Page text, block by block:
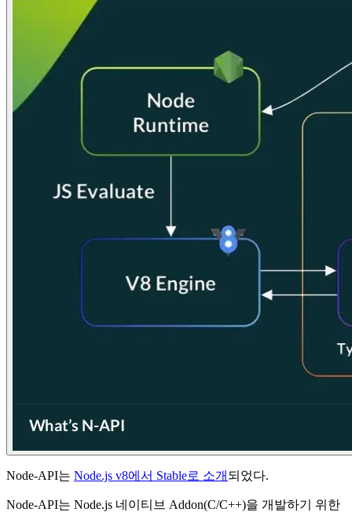
Node-API는 Node.js v8에서 Stable로 소개 되었다.
Node-API는 Node.js 네이티브 Addon(C/C++)을 개발하기 위한